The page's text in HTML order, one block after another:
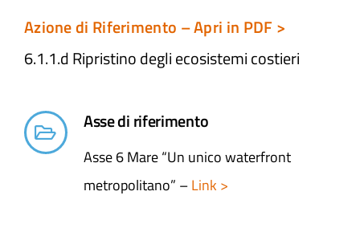
Azione di Riferimento – Apri in PDF >
6.1.1.d Ripristino degli ecosistemi costieri
Asse di riferimento
Asse 6 Mare “Un unico waterfront
metropolitano” –Link >